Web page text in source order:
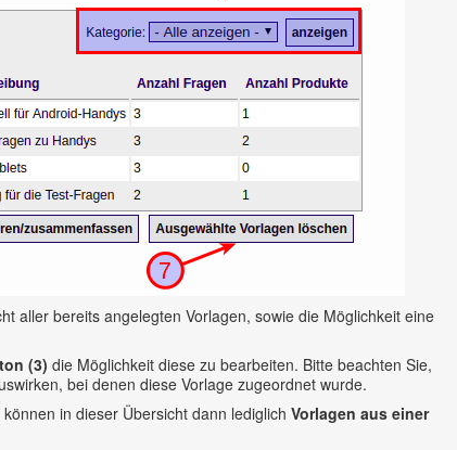
aller bereits angelegten Vorlagen, sowie die Möglichkeit eine
(3) die Möglichkeit diese zu bearbeiten. Bitte beachten Sie,
bei denen diese Vorlage zugeordnet wurde.
in dieser Übersicht dann lediglichVorlagen aus einer